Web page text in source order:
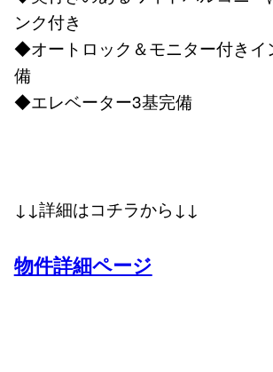
ンク付き
◆オートロック＆モニター付きイ
備
◆エレベーター3基完備
↓↓詳細はコチラから↓↓
物件詳細ページ